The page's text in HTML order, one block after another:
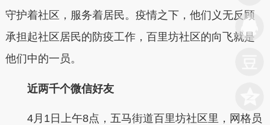
守护着社区，服务着居民。疫情之下，他们义无反顾
承担起社区居民的防疫工作，百里坊社区的向飞就是
他们中的一员。
近两千个微信好友
4月1日上午8点，五马街道百里坊社区里，网格员